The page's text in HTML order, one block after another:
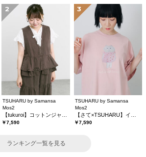
2
TSUHARU by Samansa
Mos2
￥7,590
3
TSUHARU by Samansa
Mos2
￥7,590
ランキング一覧を見る